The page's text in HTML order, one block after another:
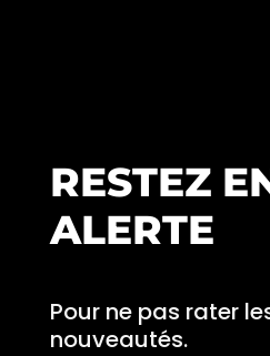
RESTEZ
ALERTE
Pour ne pas rater
nouveautés.